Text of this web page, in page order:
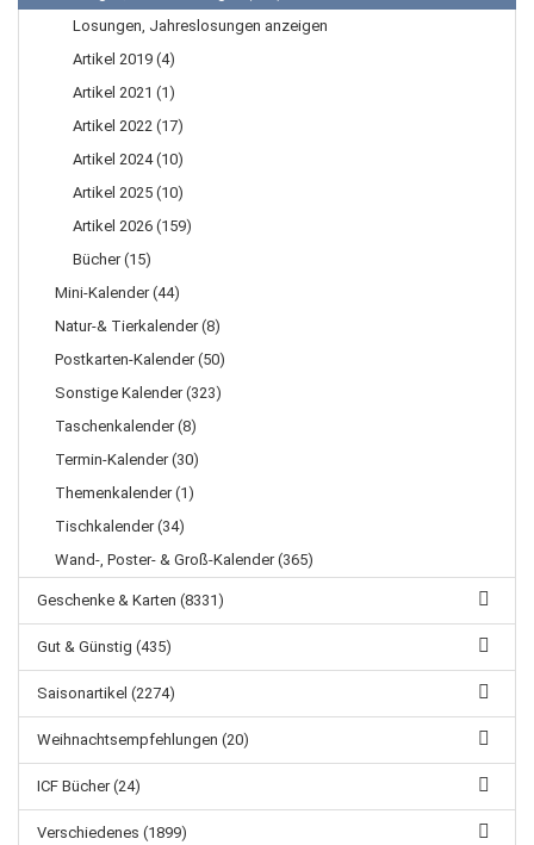
Losungen, Jahreslosungen anzeigen
Artikel 2019 (4)
Artikel 2021 (1)
Artikel 2022 (17)
Artikel 2024 (10)
Artikel 2025 (10)
Artikel 2026 (159)
Bücher (15)
Mini-Kalender (44)
Natur-& Tierkalender (8)
Postkarten-Kalender (50)
Sonstige Kalender (323)
Taschenkalender (8)
Termin-Kalender (30)
Themenkalender (1)
Tischkalender (34)
Wand-, Poster- & Groß-Kalender (365)
Geschenke & Karten (8331)
Gut & Günstig (435)
Saisonartikel (2274)
Weihnachtsempfehlungen (20)
ICF Bücher (24)
Verschiedenes (1899)